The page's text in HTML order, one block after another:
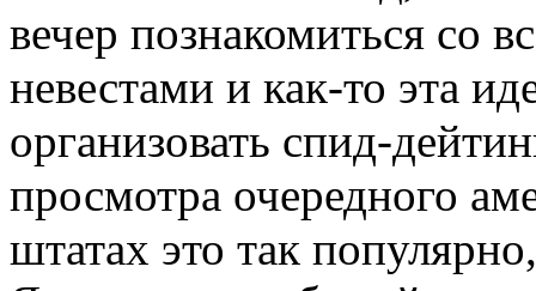
вечер познакомиться со
невестами и как-то эта
организовать спид-
просмотра очередного
штатах это так